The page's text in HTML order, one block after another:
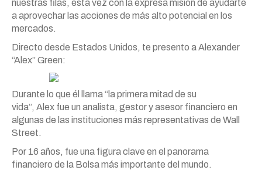
nuestras filas, esta vez con la expresa misión de ayudarte
a aprovechar las acciones de más alto potencial en los
mercados.
Directo desde Estados Unidos, te presento a Alexander
“Alex” Green:
Durante lo que él llama “la primera mitad de su
vida”, Alex fue un analista, gestor y asesor financiero en
algunas de las instituciones más representativas de Wall
Street.
Por 16 años, fue una figura clave en el panorama
financiero de la Bolsa más importante del mundo.